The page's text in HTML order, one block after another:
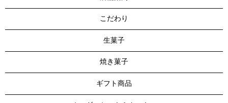
こだわり
生菓子
焼き菓子
ギフト商品